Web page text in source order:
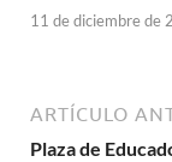
11 de diciembre de
ARTÍCULO
Plaza de